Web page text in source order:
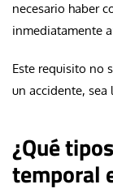
necesario haber
inmediatamente
Este requisito no
un accidente,
¿Qué
temporal